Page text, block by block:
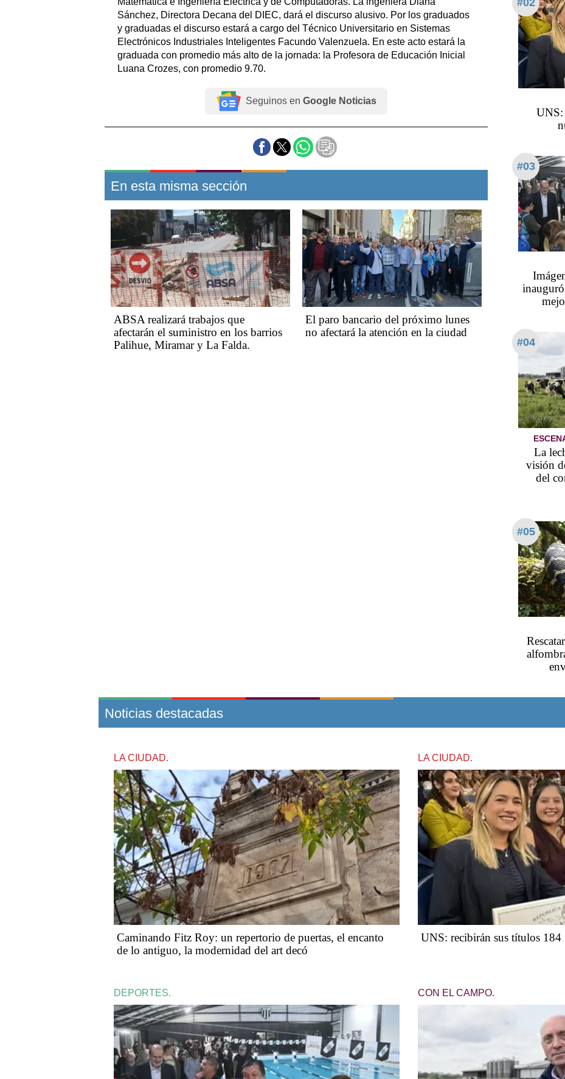
Sánchez, Directora Decana del DIEC, dará el discurso alusivo. Por los graduados
y graduadas el discurso estará a cargo del Técnico Universitario en Sistemas
Electrónicos Industriales Inteligentes Facundo Valenzuela. En este acto estará la
graduada con promedio más alto de la jornada: la Profesora de Educación Inicial
Luana Crozes, con promedio 9.70.
Seguinos en Google Noticias
En esta misma sección
ABSA realizará trabajos que
afectarán el suministro en los barrios
Palihue, Miramar y La Falda.
El paro bancario del próximo lunes
no afectará la atención en la ciudad
#02
UNS:
#03
#04
La
visión
del
#05
Noticias destacadas
LA CIUDAD.
Caminando Fitz Roy: un repertorio de puertas, el encanto
de lo antiguo, la modernidad del art decó
LA CIUDAD.
UNS: recibirán sus títulos 184
DEPORTES. CON EL CAMPO.